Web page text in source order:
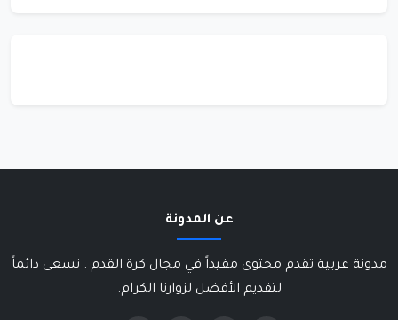
عن المدونة
مدونة عربية تقدم محتوى مفيداً في مجال كرة القدم . نسعى دائماً
لتقديم الأفضل لزوارنا الكرام.